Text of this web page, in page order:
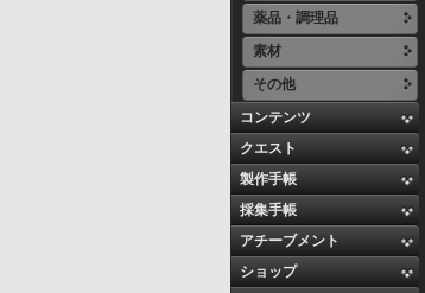
薬品・調理品
素材
その他
コンテンツ
クエスト
製作手帳
採集手帳
アチーブメント
ショップ